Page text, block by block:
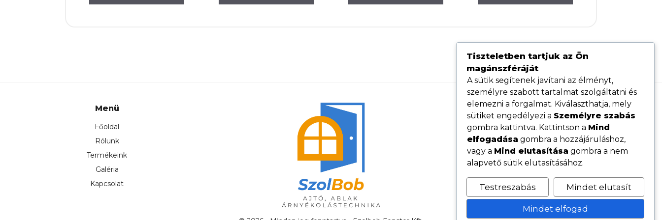
Menü
Főoldal
Rólunk
Termékeink
Galéria
Kapcsolat
Hasznos linkek
Adatvédelmi tájékoztató
ÁSZF
Cookie tájékoztató
Kövess minket közösségi oldalainkon
Tiszteletben tartjuk az Ön
magánszféráját
A sütik segítenek javítani az élményt,
személyre szabott tartalmat szolgáltatni és
elemezni a forgalmat. Kiválaszthatja, mely
sütiket engedélyezi a Személyre szabás
gombra kattintva. Kattintson a Mind
elfogadása gombra a hozzájáruláshoz,
vagy a Mind elutasítása gombra a nem
alapvető sütik elutasításához.
Testreszabás Mindet elutasít
Mindet elfogad